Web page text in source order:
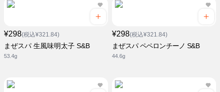
¥298(税込¥321.84)
まぜスパ 生風味明太子 S&B
53.4g
¥298(税込¥321.84)
まぜスパ ペペロンチーノ S&B
44.6g